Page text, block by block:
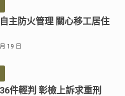
主防火管理 關心移工居住
19 日
件輕判 彰檢上訴求重刑